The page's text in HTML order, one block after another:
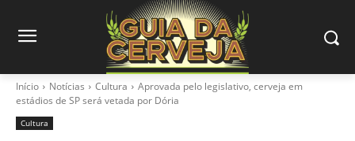
Início Notícias Cultura
Aprovada pelo legislativo, cerveja em
estádios de SP será vetada por Dória
Cultura